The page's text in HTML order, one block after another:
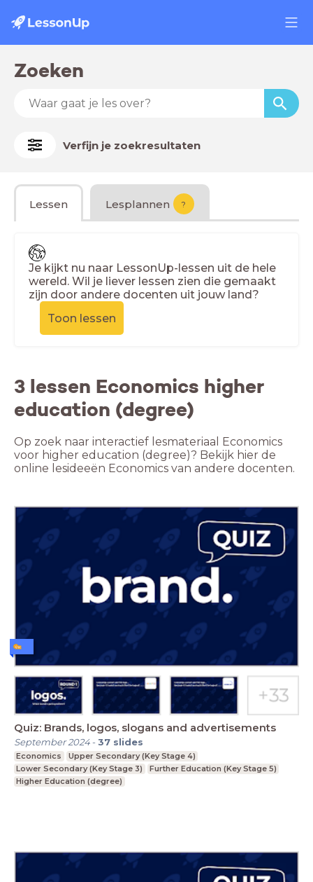
Zoeken
Verfijn je zoekresultaten
Lessen Lesplannen ?
Je kijkt nu naar LessonUp-lessen uit de hele
wereld. Wil je liever lessen zien die gemaakt
zijn door andere docenten uit jouw land?
Toon lessen
3 lessen Economics higher
education (degree)
Op zoek naar interactief lesmateriaal Economics
voor higher education (degree)? Bekijk hier de
online lesideeën Economics van andere docenten.
Quiz: Brands, logos, slogans and advertisements
September 2024-37 slides
Economics
Upper Secondary (Key Stage 4)
Lower Secondary (Key Stage 3)
Further Education (Key Stage 5)
Higher Education (degree)